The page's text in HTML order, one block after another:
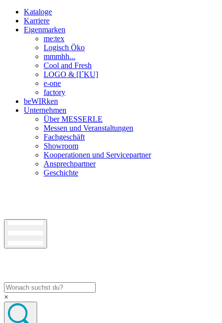
Kataloge
Karriere
Eigenmarken
me:tex
Logisch Öko
mmmhh...
Cool and Fresh
LOGO & [I´KU]
e-one
factory
beWIRken
Unternehmen
Über MESSERLE
Messen und Veranstaltungen
Fachgeschäft
Showroom
Kooperationen und Servicepartner
Ansprechpartner
Geschichte
×